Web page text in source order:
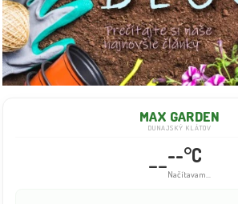
MAX GARDEN
DUNAJSKÝ KLÁTOV
--°C
Info dočasne nedostupné